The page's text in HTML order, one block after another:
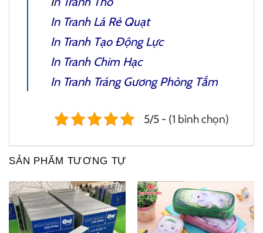
In Tranh Lá Rẻ Quạt
In Tranh Tạo Động Lực
In Tranh Chim Hạc
In Tranh Tráng Gương Phòng Tắm
5/5 - (1 bình chọn)
SẢN PHẨM TƯƠNG TỰ